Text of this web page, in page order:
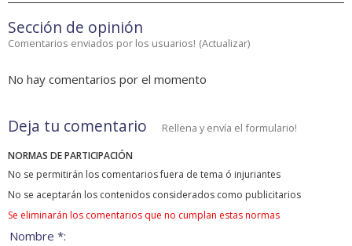
Sección de opinión
Comentarios enviados por los usuarios! (Actualizar)
No hay comentarios por el momento
Deja tu comentario Rellena y envía el formulario!
NORMAS DE PARTICIPACIÓN
No se permitirán los comentarios fuera de tema ó injuriantes
No se aceptarán los contenidos considerados como publicitarios
Se eliminarán los comentarios que no cumplan estas normas
Nombre *: